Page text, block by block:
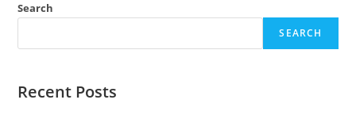
Search
SEARCH
Recent Posts